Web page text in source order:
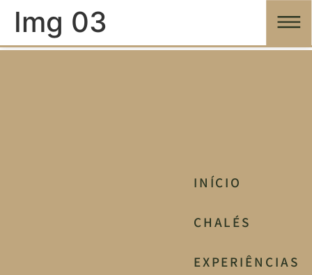
Img 03
INÍCIO
CHALÉS
EXPERIÊNCIAS